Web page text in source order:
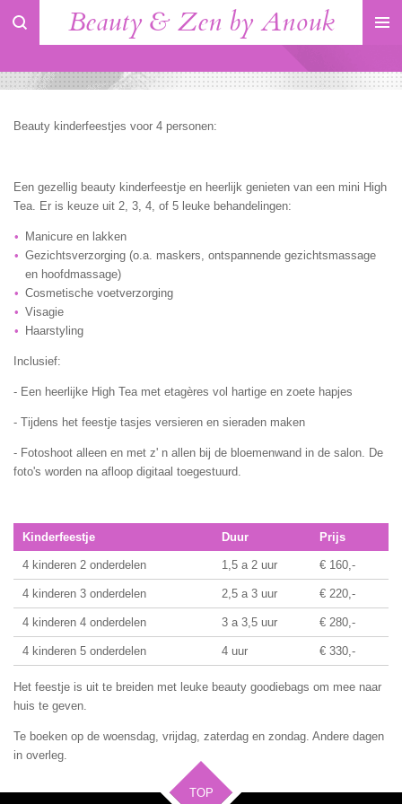
Ga
de
hoofdinhoud
Beauty & Zen by Anouk
Beauty kinderfeestjes voor 4 personen:
Een gezellig beauty kinderfeestje en heerlijk genieten van een mini High
Tea. Er is keuze uit 2, 3, 4, of 5 leuke behandelingen:
Manicure en lakken
Gezichtsverzorging (o.a. maskers, ontspannende gezichtsmassage
en hoofdmassage)
Cosmetische voetverzorging
Visagie
Haarstyling
Inclusief:
- Een heerlijke High Tea met etagères vol hartige en zoete hapjes
- Tijdens het feestje tasjes versieren en sieraden maken
- Fotoshoot alleen en met z' n allen bij de bloemenwand in de salon. De
foto's worden na afloop digitaal toegestuurd.
Kinderfeestje Duur Prijs
4 kinderen 2 onderdelen 1,5 a 2 uur € 160,-
4 kinderen 3 onderdelen 2,5 a 3 uur € 220,-
4 kinderen 4 onderdelen 3 a 3,5 uur € 280,-
4 kinderen 5 onderdelen 4 uur € 330,-
Het feestje is uit te breiden met leuke beauty goodiebags om mee naar
huis te geven.
Te boeken op de woensdag, vrijdag, zaterdag en zondag. Andere dagen
in overleg.
TOP